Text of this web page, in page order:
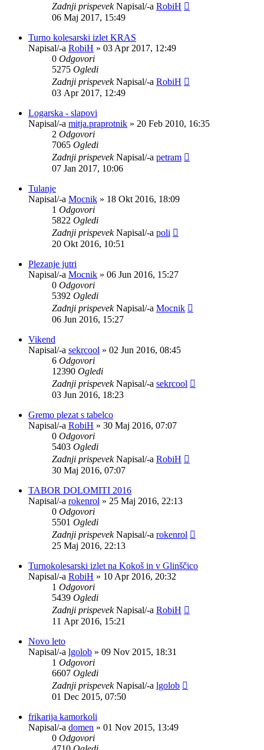
Zadnji prispevekNapisal/-a RobiH
06 Maj 2017, 15:49
Turno kolesarski izlet KRAS
Napisal/-a RobiH » 03 Apr 2017, 12:49
0 Odgovori
5275 Ogledi
Zadnji prispevekNapisal/-a RobiH
03 Apr 2017, 12:49
Logarska - slapovi
Napisal/-a mitja.praprotnik » 20 Feb 2010, 16:35
2 Odgovori
7065 Ogledi
Zadnji prispevekNapisal/-a petram
07 Jan 2017, 10:06
Tulanje
Napisal/-a Mocnik » 18 Okt 2016, 18:09
1 Odgovori
5822 Ogledi
Zadnji prispevekNapisal/-a poli
20 Okt 2016, 10:51
Plezanje jutri
Napisal/-a Mocnik » 06 Jun 2016, 15:27
0 Odgovori
5392 Ogledi
Zadnji prispevekNapisal/-a Mocnik
06 Jun 2016, 15:27
Vikend
Napisal/-a sekrcool » 02 Jun 2016, 08:45
6 Odgovori
12390 Ogledi
Zadnji prispevekNapisal/-a sekrcool
03 Jun 2016, 18:23
Gremo plezat s tabelco
Napisal/-a RobiH » 30 Maj 2016, 07:07
0 Odgovori
5403 Ogledi
Zadnji prispevekNapisal/-a RobiH
30 Maj 2016, 07:07
TABOR DOLOMITI 2016
Napisal/-a rokenrol » 25 Maj 2016, 22:13
0 Odgovori
5501 Ogledi
Zadnji prispevekNapisal/-a rokenrol
25 Maj 2016, 22:13
Turnokolesarski izlet na Kokoš in v Glinščico
Napisal/-a RobiH » 10 Apr 2016, 20:32
1 Odgovori
5439 Ogledi
Zadnji prispevekNapisal/-a RobiH
11 Apr 2016, 15:21
Novo leto
Napisal/-a lgolob » 09 Nov 2015, 18:31
1 Odgovori
6607 Ogledi
Zadnji prispevekNapisal/-a lgolob
01 Dec 2015, 07:50
frikarija kamorkoli
Napisal/-a domen » 01 Nov 2015, 13:49
0 Odgovori